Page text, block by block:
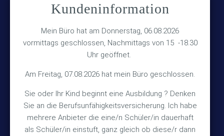
Kundeninformation
Mein Büro hat am Donnerstag, 06.08.2026
vormittags geschlossen, Nachmittags von 15 -18.30
Uhr geöffnet.
Am Freitag, 07.08.2026 hat mein Büro geschlossen.
Sie oder Ihr Kind beginnt eine Ausbildung ? Denken
Sie an die Berufsunfähigkeitsversicherung. Ich habe
mehrere Anbieter die eine/n Schüler/in dauerhaft
als Schüler/in einstuft, ganz gleich ob diese/r dann
Hinterkampstr.1a
30890 Barsinghausen
TEL +49 (5105) 1811
FAX +49 (5105) 2720